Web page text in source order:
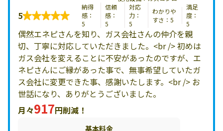
5
納得
感：
5
信頼
感：
5
対応
力：
5
わかりや
すさ：5
満足
度：
5
偶然エネピさんを知り、ガス会社さんの仲介を親
切、丁寧に対応していただきました。<br /> 初めは
ガス会社を変えることに不安があったのですが、エ
ネピさんにご縁があった事で、無事希望していたガ
ス会社に変更できた事、感謝いたします。<br /> お
世話になり、ありがとうございました。
月々917円削減！
基本料金